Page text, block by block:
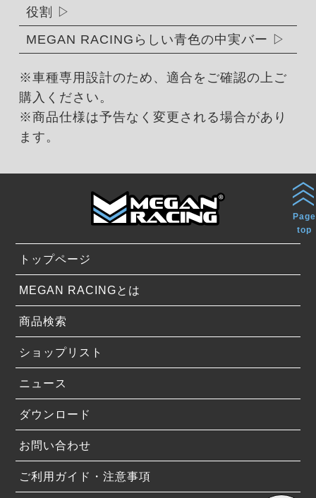
役割
MEGAN RACINGらしい青色の中実バー
※車種専用設計のため、適合をご確認の上ご
購入ください。
※商品仕様は予告なく変更される場合があり
ます。
トップページ
MEGAN RACINGとは
商品検索
ショップリスト
ニュース
ダウンロード
お問い合わせ
ご利用ガイド・注意事項
Page
top